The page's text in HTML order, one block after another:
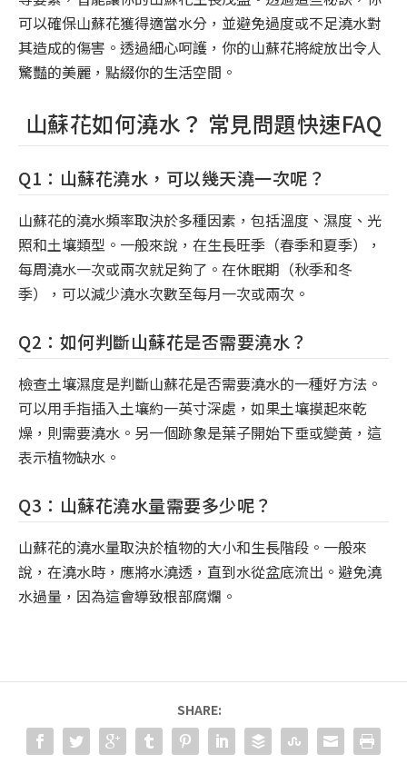
可以確保山蘇花獲得適當水分，並避免過度或不足澆水對
其造成的傷害。透過細心呵護，你的山蘇花將綻放出令人
驚豔的美麗，點綴你的生活空間。
山蘇花如何澆水？ 常見問題快速FAQ
Q1：山蘇花澆水，可以幾天澆一次呢？
山蘇花的澆水頻率取決於多種因素，包括溫度、濕度、光
照和土壤類型。一般來說，在生長旺季（春季和夏季），
每周澆水一次或兩次就足夠了。在休眠期（秋季和冬
季），可以減少澆水次數至每月一次或兩次。
Q2：如何判斷山蘇花是否需要澆水？
檢查土壤濕度是判斷山蘇花是否需要澆水的一種好方法。
可以用手指插入土壤約一英寸深處，如果土壤摸起來乾
燥，則需要澆水。另一個跡象是葉子開始下垂或變黃，這
表示植物缺水。
Q3：山蘇花澆水量需要多少呢？
山蘇花的澆水量取決於植物的大小和生長階段。一般來
說，在澆水時，應將水澆透，直到水從盆底流出。避免澆
水過量，因為這會導致根部腐爛。
SHARE: